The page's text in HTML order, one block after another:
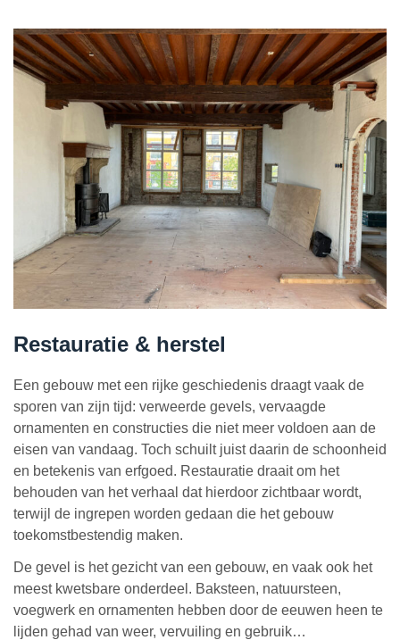
Restauratie & herstel
Een gebouw met een rijke geschiedenis draagt vaak de
sporen van zijn tijd: verweerde gevels, vervaagde
ornamenten en constructies die niet meer voldoen aan de
eisen van vandaag. Toch schuilt juist daarin de schoonheid
en betekenis van erfgoed. Restauratie draait om het
behouden van het verhaal dat hierdoor zichtbaar wordt,
terwijl de ingrepen worden gedaan die het gebouw
toekomstbestendig maken.
De gevel is het gezicht van een gebouw, en vaak ook het
meest kwetsbare onderdeel. Baksteen, natuursteen,
voegwerk en ornamenten hebben door de eeuwen heen te
lijden gehad van weer, vervuiling en gebruik…